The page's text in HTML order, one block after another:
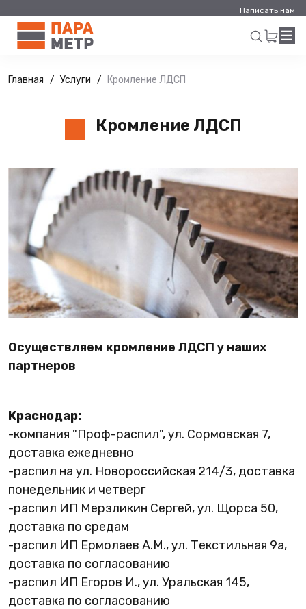
Написать нам
Главная Услуги Кромление ЛДСП
Кромление ЛДСП
Осуществляем кромление ЛДСП у наших
партнеров
Краснодар:
-компания "Проф-распил", ул. Сормовская 7,
доставка ежедневно
-распил на ул. Новороссийская 214/3, доставка
понедельник и четверг
-распил ИП Мерзликин Сергей, ул. Щорса 50,
доставка по средам
-распил ИП Ермолаев А.М., ул. Текстильная 9а,
доставка по согласованию
-распил ИП Егоров И., ул. Уральская 145,
доставка по согласованию